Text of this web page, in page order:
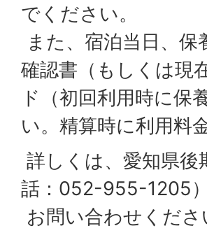
でください。
また、宿泊当日、
確認書（もしくは現
ド（初回利用時に保
い。精算時に利用料
詳しくは、愛知県後
話：052-955-1205
お問い合わせくださ